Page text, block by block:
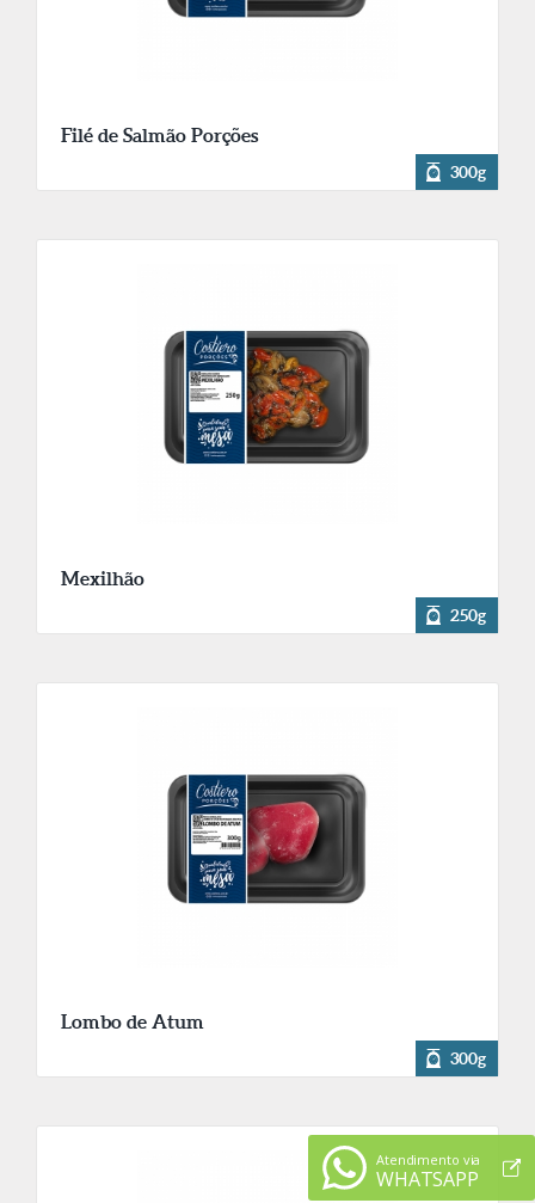
Filé de Salmão Porções
300g
Mexilhão
250g
Lombo de Atum
300g
Atendimento via
WHATSAPP